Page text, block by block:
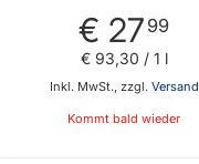
€ 27 99
Inkl. MwSt., zzgl. Versand
€ 93,30 / 1 l
Kommt bald wieder